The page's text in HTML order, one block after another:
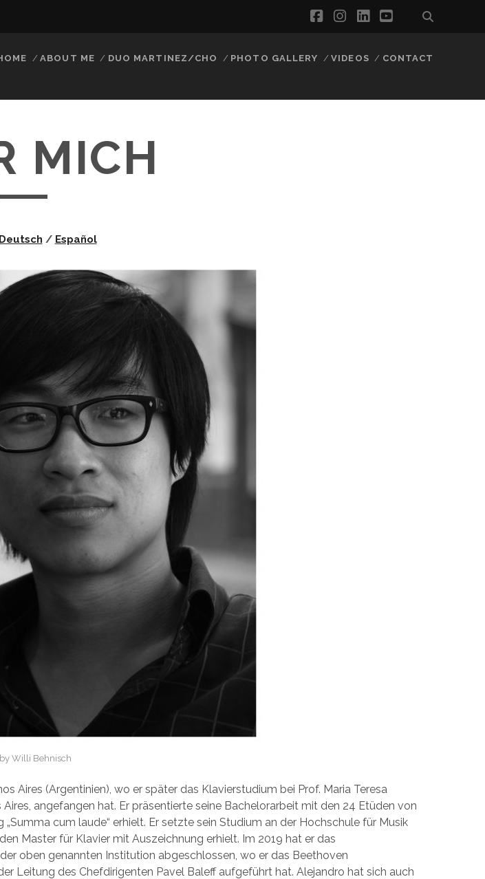
facebook
instagram
linkedinyoutube
ABOUT ME DUO MARTINEZ/CHO PHOTO GALLERY VIDEOS CONTACT
MICH
Deutsch / Español
Willi Behnisch
Aires (Argentinien), wo er später das Klavierstudium bei Prof. Maria Teresa
angefangen hat. Er präsentierte seine Bachelorarbeit mit den 24 Etüden von
cum laude“ erhielt. Er setzte sein Studium an der Hochschule für Musik
Master für Klavier mit Auszeichnung erhielt. Im 2019 hat er das
oben genannten Institution abgeschlossen, wo er das Beethoven
Leitung des Chefdirigenten Pavel Baleff aufgeführt hat. Alejandro hat sich auch